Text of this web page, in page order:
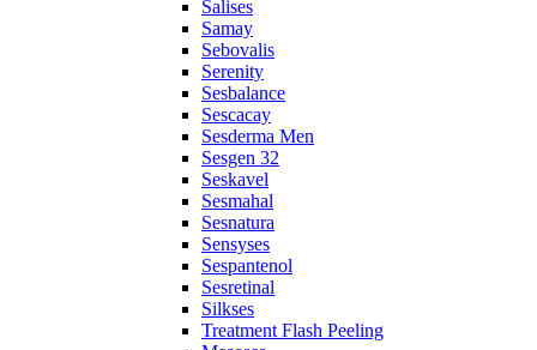
Salises
Samay
Sebovalis
Serenity
Sesbalance
Sescacay
Sesderma Men
Sesgen 32
Seskavel
Sesmahal
Sesnatura
Sensyses
Sespantenol
Sesretinal
Silkses
Treatment Flash Peeling